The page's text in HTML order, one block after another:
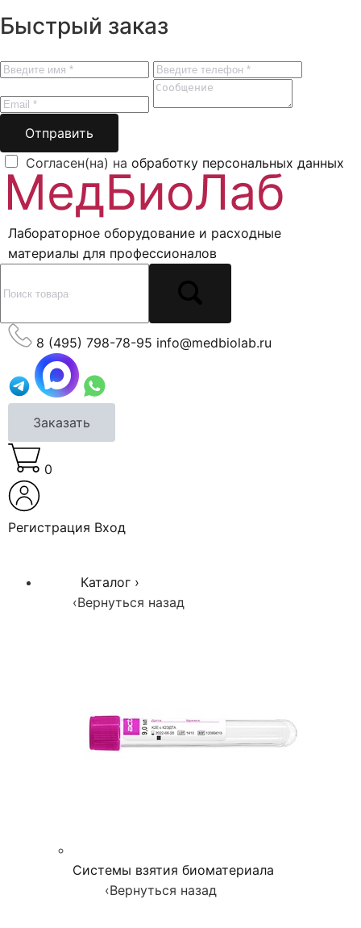
Быстрый заказ
Отправить
Согласен(на) на обработку персональных данных
Лабораторное оборудование и расходные
материалы для профессионалов
8 (495) 798-78-95 info@medbiolab.ru
Заказать
0
Регистрация Вход
Каталог ›
‹Вернуться назад
Системы взятия биоматериала
‹Вернуться назад